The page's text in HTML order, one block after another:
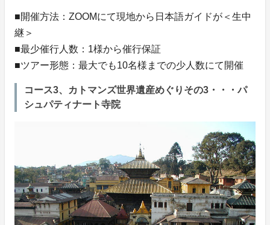
■開催方法：ZOOMにて現地から日本語ガイドが＜生中
継＞
■最少催行人数：1様から催行保証
■ツアー形態：最大でも10名様までの少人数にて開催
コース3、カトマンズ世界遺産めぐりその3・・・パ
シュパティナート寺院